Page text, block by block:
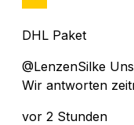
DHL Paket
@LenzenSilke
Wir antworten
vor 2 Stunden